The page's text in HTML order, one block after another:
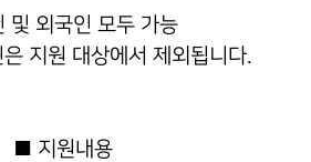
및 외국인 모두 가능
지원 대상에서 제외됩니다.
■ 지원내용